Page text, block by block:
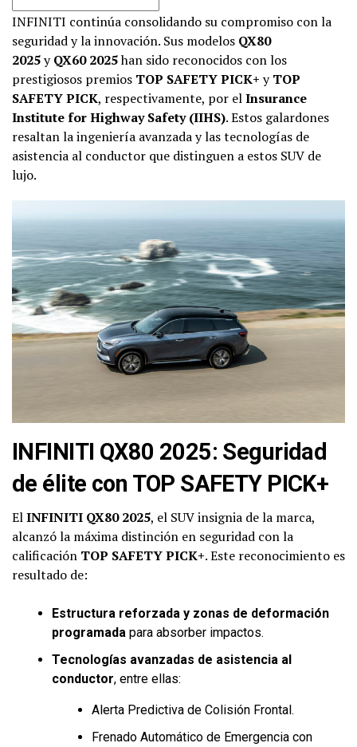
INFINITI continúa consolidando su compromiso con la
seguridad y la innovación. Sus modelos QX80
2025yQX60 2025han sido reconocidos con los
prestigiosos premios TOP SAFETY PICK+ yTOP
SAFETY PICK, respectivamente, por elInsurance
Institute for Highway Safety (IIHS). Estos galardones
resaltan la ingeniería avanzada y las tecnologías de
asistencia al conductor que distinguen a estos SUV de
lujo.
INFINITI QX80 2025: Seguridad
de élite con TOP SAFETY PICK+
ElINFINITI QX80 2025, el SUV insignia de la marca,
alcanzó la máxima distinción en seguridad con la
calificación TOP SAFETY PICK+. Este reconocimiento es
resultado de:
Estructura reforzada y zonas de deformación
programada para absorber impactos.
Tecnologías avanzadas de asistencia al
conductor, entre ellas:
Alerta Predictiva de Colisión Frontal.
Frenado Automático de Emergencia con